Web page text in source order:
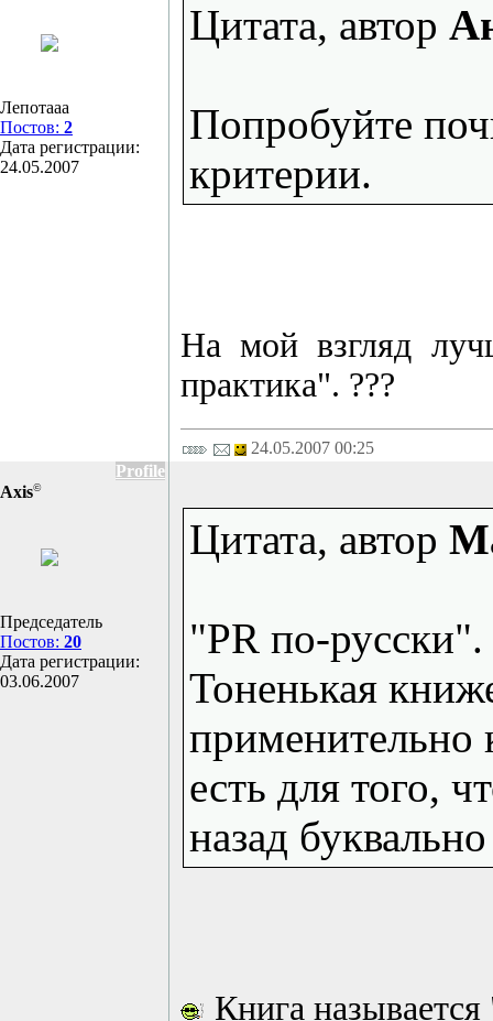
Лепотааа
Постов: 2
Дата регистрации:
24.05.2007
Цитата, автор
Попробуйте
критерии.
На мой взгляд
практика". ???
24.05.2007 00:25
Profile
Axis©
Председатель
Постов: 20
Дата регистрации:
03.06.2007
Цитата, автор
"PR по-
Тоненькая
применительно
есть для того,
назад
Книга